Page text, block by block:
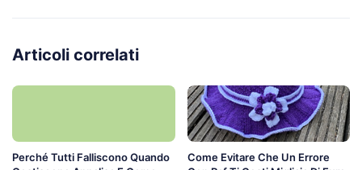
Articoli correlati
Perché Tutti Falliscono Quando
Come Evitare Che Un Errore